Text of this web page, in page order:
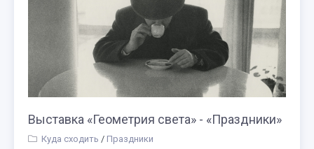
Выставка «Геометрия света» - «Праздники»
Куда сходить / Праздники